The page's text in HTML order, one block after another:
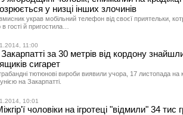
у низці інших злочинів
украв мобільний телефон від своєї приятельки,
в гості й пригостила…
11:00
за 30 метрів від кордону
сигарет
тютюнові вироби виявили учора, 17 листопада на
на Закарпатті.
10:01
чоловіки на ігротеці "відмили" 34 тис